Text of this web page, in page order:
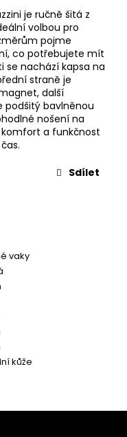
je ručně šitá z
volbou pro
pojme
co potřebujete mít
se nachází kapsa na
straně je
další
podšitý bavlněnou
nošení na
komfort a funkčnost
Sdílet
vaky
kůže